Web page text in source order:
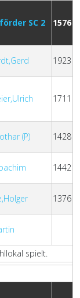
SC 2 1576
1923
1711
(P) 1428
1442
1376
spielt.